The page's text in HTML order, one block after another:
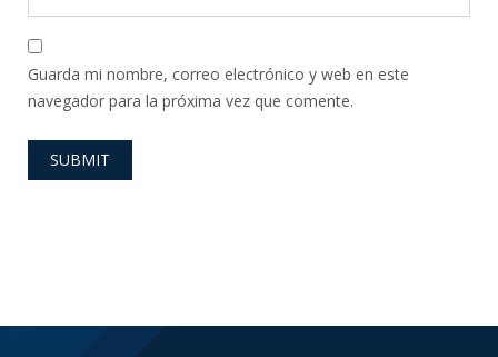
Guarda mi nombre, correo electrónico y web en este
navegador para la próxima vez que comente.